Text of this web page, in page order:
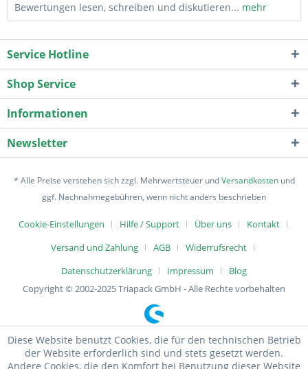
Bewertungen lesen, schreiben und diskutieren... mehr
Service Hotline
Shop Service
Informationen
Newsletter
* Alle Preise verstehen sich zzgl. Mehrwertsteuer undVersandkostenund
ggf. Nachnahmegebühren, wenn nicht anders beschrieben
Cookie-Einstellungen Hilfe / Support Über uns
Kontakt
Versand und Zahlung
AGB
Widerrufsrecht
Datenschutzerklärung
Impressum
Blog
Copyright © 2002-2025 Triapack GmbH - Alle Rechte vorbehalten
Diese Website benutzt Cookies, die für den technischen Betrieb
der Website erforderlich sind und stets gesetzt werden.
Andere Cookies, die den Komfort bei Benutzung dieser Website